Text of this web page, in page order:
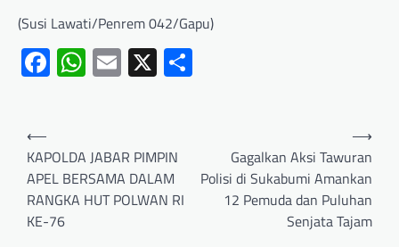
(Susi Lawati/Penrem 042/Gapu)
Facebook
WhatsApp
Email
X
⟵
KAPOLDA JABAR PIMPIN
APEL BERSAMA DALAM
RANGKA HUT POLWAN RI
KE-76
Gagalkan Aksi Tawuran
Polisi di Sukabumi Amankan
12 Pemuda dan Puluhan
Senjata Tajam
⟶